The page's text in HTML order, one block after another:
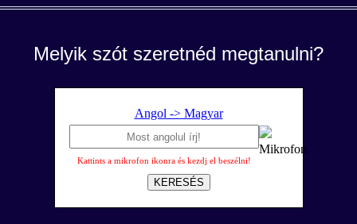
Melyik szót szeretnéd megtanulni?
Angol -> Magyar
Kattints a mikrofon ikonra és kezdj el beszélni!
KERESÉS